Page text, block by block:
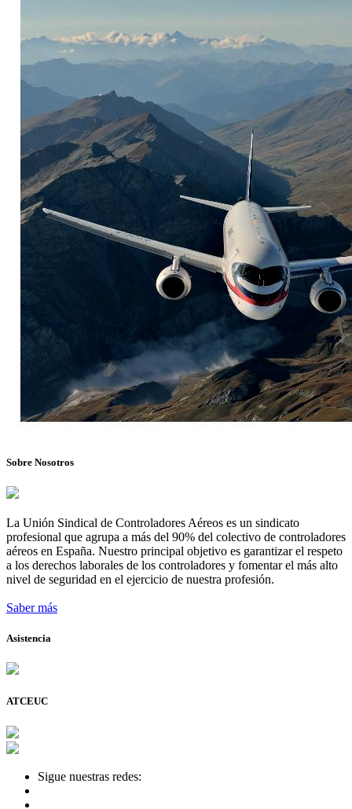
Sobre Nosotros
La Unión Sindical de Controladores Aéreos es un sindicato
profesional que agrupa a más del 90% del colectivo de controladores
aéreos en España. Nuestro principal objetivo es garantizar el respeto
a los derechos laborales de los controladores y fomentar el más alto
nivel de seguridad en el ejercicio de nuestra profesión.
Saber más
Asistencia
ATCEUC
Sigue nuestras redes: